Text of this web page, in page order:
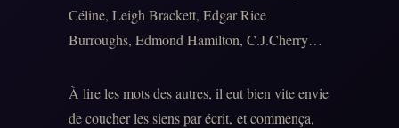
Céline, Leigh Brackett, Edgar Rice
Burroughs, Edmond Hamilton, C.J.Cherry…
À lire les mots des autres, il eut bien vite envie
de coucher les siens par écrit, et commença,